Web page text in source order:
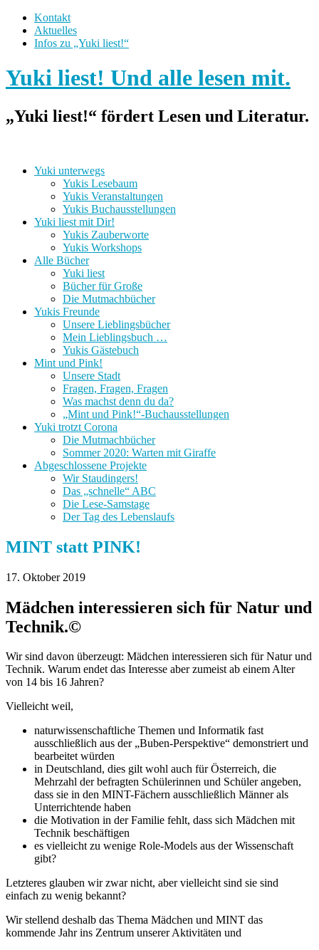
Kontakt
Aktuelles
Infos zu „Yuki liest!“
Yuki liest! Und alle lesen mit.
„Yuki liest!“ fördert Lesen und Literatur.
Yuki unterwegs
Yukis Lesebaum
Yukis Veranstaltungen
Yukis Buchausstellungen
Yuki liest mit Dir!
Yukis Zauberworte
Yukis Workshops
Alle Bücher
Yuki liest
Bücher für Große
Die Mutmachbücher
Yukis Freunde
Unsere Lieblingsbücher
Mein Lieblingsbuch …
Yukis Gästebuch
Mint und Pink!
Unsere Stadt
Fragen, Fragen, Fragen
Was machst denn du da?
„Mint und Pink!“-Buchausstellungen
Yuki trotzt Corona
Die Mutmachbücher
Sommer 2020: Warten mit Giraffe
Abgeschlossene Projekte
Wir Staudingers!
Das „schnelle“ ABC
Die Lese-Samstage
Der Tag des Lebenslaufs
MINT statt PINK!
17. Oktober 2019
Mädchen interessieren sich für Natur und
Technik.©
Wir sind davon überzeugt: Mädchen interessieren sich für Natur und
Technik. Warum endet das Interesse aber zumeist ab einem Alter
von 14 bis 16 Jahren?
Vielleicht weil,
naturwissenschaftliche Themen und Informatik fast
ausschließlich aus der „Buben-Perspektive“ demonstriert und
bearbeitet würden
in Deutschland, dies gilt wohl auch für Österreich, die
Mehrzahl der befragten Schülerinnen und Schüler angeben,
dass sie in den MINT-Fächern ausschließlich Männer als
Unterrichtende haben
die Motivation in der Familie fehlt, dass sich Mädchen mit
Technik beschäftigen
es vielleicht zu wenige Role-Models aus der Wissenschaft
gibt?
Letzteres glauben wir zwar nicht, aber vielleicht sind sie sind
einfach zu wenig bekannt?
Wir stellend deshalb das Thema Mädchen und MINT das
kommende Jahr ins Zentrum unserer Aktivitäten und